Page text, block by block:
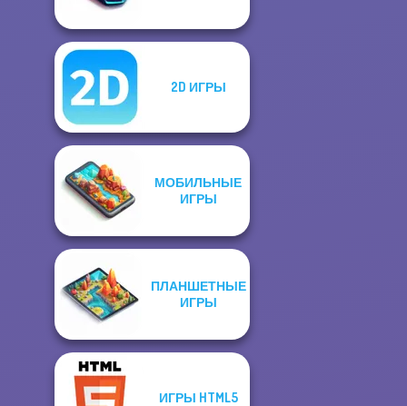
2D ИГРЫ
МОБИЛЬНЫЕ
ИГРЫ
ПЛАНШЕТНЫЕ
ИГРЫ
ИГРЫ HTML5